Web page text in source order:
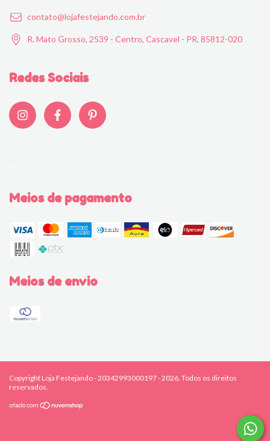
contato@lojafestejando.com.br
R. Mato Grosso, 2539 - Centro, Cascavel - PR, 85812-020
Redes Sociais
Meios de pagamento
Meios de envio
Copyright Loja Festejando - 20342993000197 - 2026. Todos os direitos
reservados.